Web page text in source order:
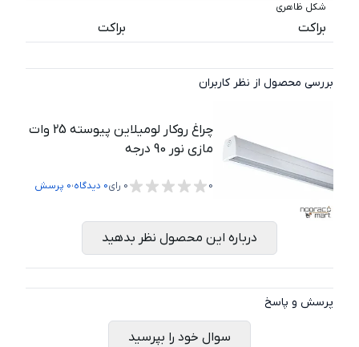
شکل ظاهری
براکت براکت
بررسی محصول از نظر کاربران
چراغ روکار لومیلاین پیوسته 25 وات
مازی نور 90 درجه
0
0 رای0 دیدگاه،0 پرسش
درباره این محصول نظر بدهید
پرسش و پاسخ
سوال خود را بپرسید